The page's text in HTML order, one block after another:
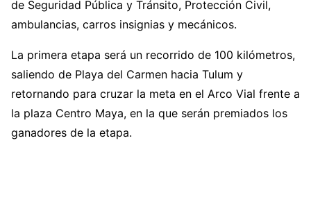
de Seguridad Pública y Tránsito, Protección Civil,
ambulancias, carros insignias y mecánicos.
La primera etapa será un recorrido de 100 kilómetros,
saliendo de Playa del Carmen hacia Tulum y
retornando para cruzar la meta en el Arco Vial frente a
la plaza Centro Maya, en la que serán premiados los
ganadores de la etapa.